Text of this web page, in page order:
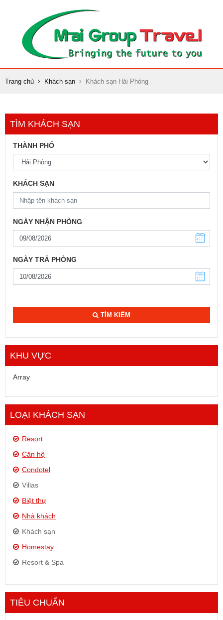
Trang chủ Khách sạn Khách sạn Hải Phòng
TÌM KHÁCH SẠN
THÀNH PHỐ
KHÁCH SẠN
NGÀY NHẬN PHÒNG
NGÀY TRẢ PHÒNG
TÌM KIẾM
KHU VỰC
Array
LOẠI KHÁCH SẠN
Resort
Căn hộ
Condotel
Villas
Biệt thự
Nhà khách
Khách sạn
Homestay
Resort & Spa
TIÊU CHUẨN